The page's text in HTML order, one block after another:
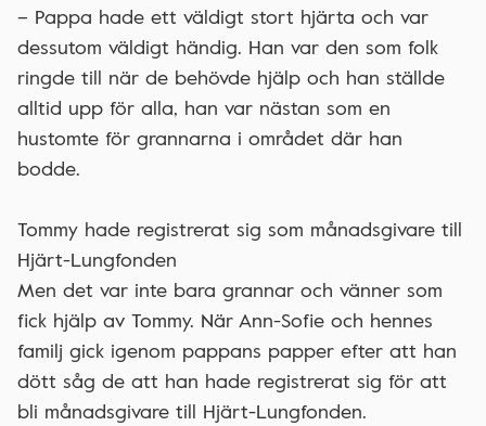
– Pappa hade ett väldigt stort hjärta och var
dessutom väldigt händig. Han var den som folk
ringde till när de behövde hjälp och han ställde
alltid upp för alla, han var nästan som en
hustomte för grannarna i området där han
bodde.
Tommy hade registrerat sig som månadsgivare till
Hjärt-Lungfonden
Men det var inte bara grannar och vänner som
fick hjälp av Tommy. När Ann-Sofie och hennes
familj gick igenom pappans papper efter att han
dött såg de att han hade registrerat sig för att
bli månadsgivare till Hjärt-Lungfonden.